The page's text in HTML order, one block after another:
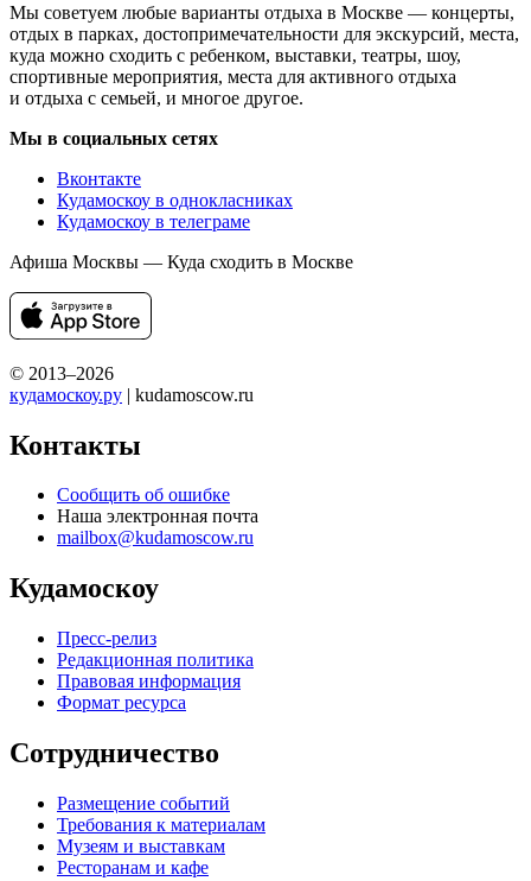
Мы советуем любые варианты отдыха в Москве — концерты,
отдых в парках, достопримечательности для экскурсий, места,
куда можно сходить с ребенком, выставки, театры, шоу,
спортивные мероприятия, места для активного отдыха
и отдыха с семьей, и многое другое.
Мы в социальных сетях
Вконтакте
Кудамоскоу в однокласниках
Кудамоскоу в телеграме
Афиша Москвы — Куда сходить в Москве
© 2013–2026
кудамоскоу.ру | kudamoscow.ru
Контакты
Сообщить об ошибке
Наша электронная почта
mailbox@kudamoscow.ru
Кудамоскоу
Пресс-релиз
Редакционная политика
Правовая информация
Формат ресурса
Сотрудничество
Размещение событий
Требования к материалам
Музеям и выставкам
Ресторанам и кафе